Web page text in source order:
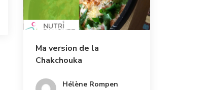
Ma version de la
Chakchouka
Hélène Rompen